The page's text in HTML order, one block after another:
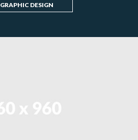
GRAPHIC DESIGN